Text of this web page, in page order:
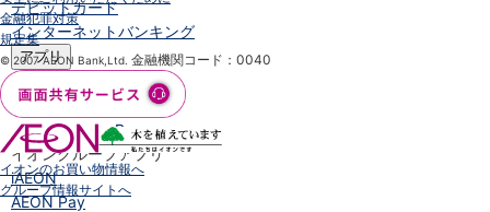
デビットカード
インターネットバンキング
アプリ
イオン銀行アプリ
TOP
通帳アプリ
イオン銀行PayB
イオングループアプリ
iAEON
AEON Pay
金融犯罪対策
規定集
© 2007 AEON Bank,Ltd. 金融機関コード：0040
イオンのお買い物情報へ
グループ情報サイトへ